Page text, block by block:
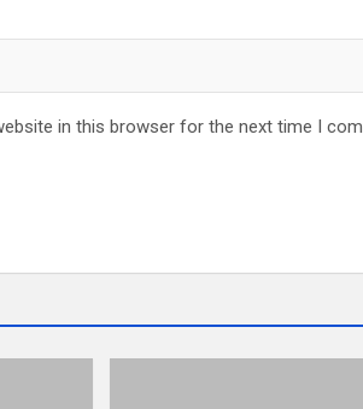
in this browser for the next time I